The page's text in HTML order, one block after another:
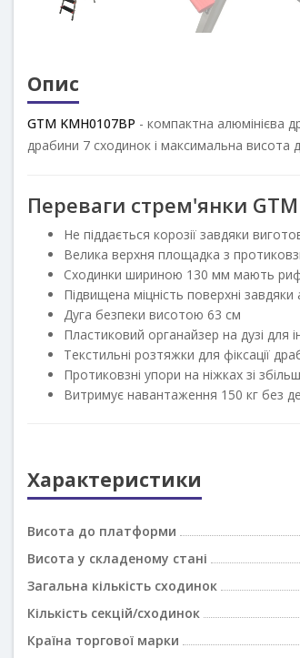
Опис
GTM KMH0107BP - компактна алюмінієва
драбини 7 сходинок і максимальна висота
Переваги стрем'янки GTM
Не піддається корозії завдяки
Велика верхня площадка з
Сходинки шириною 130 мм мають
Підвищена міцність поверхні
Дуга безпеки висотою 63 см
Пластиковий органайзер на дузі для
Текстильні розтяжки для фіксації
Протиковзні упори на ніжках зі
Витримує навантаження 150 кг без
Характеристики
Висота до платформи
Висота у складеному стані
Загальна кількість сходинок
Кількість секцій/сходинок
Країна торгової марки